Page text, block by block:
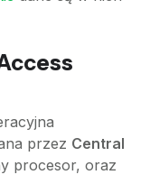
przez Central
procesor, oraz